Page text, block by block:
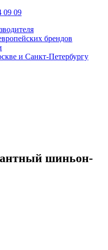
09 09
брендов
и Санкт-Петербургу
шиньон-